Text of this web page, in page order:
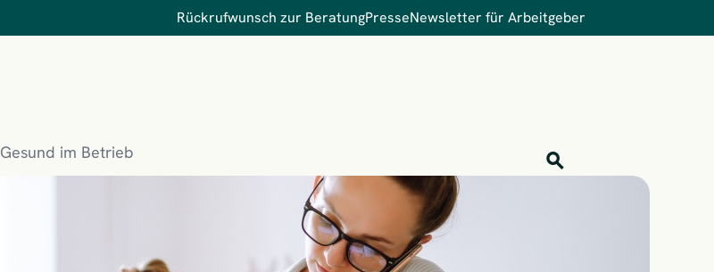
Rückrufwunsch zur BeratungPresseNewsletter für Arbeitgeber
Finden
Gesund im Betrieb